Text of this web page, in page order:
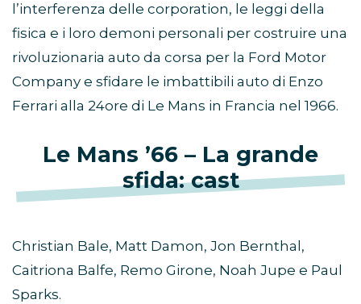
l’interferenza delle corporation, le leggi della
fisica e i loro demoni personali per costruire una
rivoluzionaria auto da corsa per la Ford Motor
Company e sfidare le imbattibili auto di Enzo
Ferrari alla 24ore di Le Mans in Francia nel 1966.
Le Mans ’66 – La grande
sfida: cast
Christian Bale, Matt Damon, Jon Bernthal,
Caitriona Balfe, Remo Girone, Noah Jupe e Paul
Sparks.